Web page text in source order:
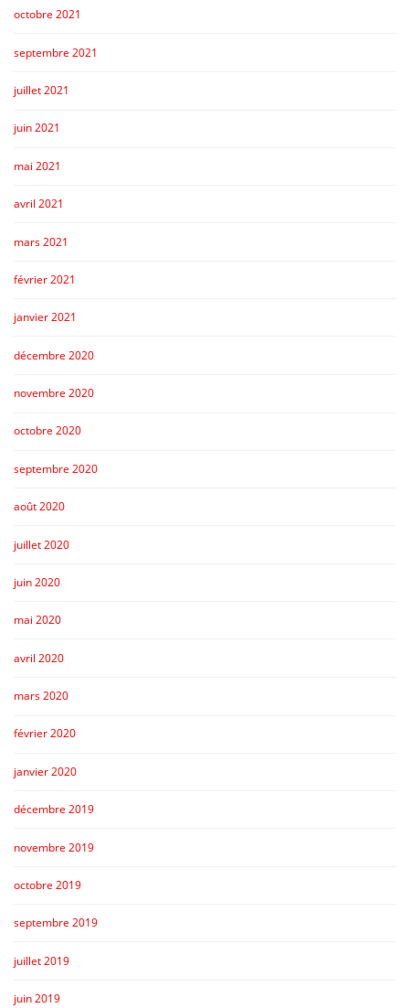
octobre 2021
septembre 2021
juillet 2021
juin 2021
mai 2021
avril 2021
mars 2021
février 2021
janvier 2021
décembre 2020
novembre 2020
octobre 2020
septembre 2020
août 2020
juillet 2020
juin 2020
mai 2020
avril 2020
mars 2020
février 2020
janvier 2020
décembre 2019
novembre 2019
octobre 2019
septembre 2019
juillet 2019
juin 2019